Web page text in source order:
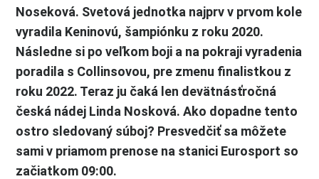
Noseková. Svetová jednotka najprv v prvom kole
vyradila Keninovú, šampiónku z roku 2020.
Následne si po veľkom boji a na pokraji vyradenia
poradila s Collinsovou, pre zmenu finalistkou z
roku 2022. Teraz ju čaká len devätnásťročná
česká nádej Linda Nosková. Ako dopadne tento
ostro sledovaný súboj? Presvedčiť sa môžete
sami v priamom prenose na stanici Eurosport so
začiatkom 09:00.